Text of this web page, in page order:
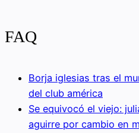
FAQ
Borja iglesias tras el
del club américa
Se equivocó el viejo:
aguirre por cambio en